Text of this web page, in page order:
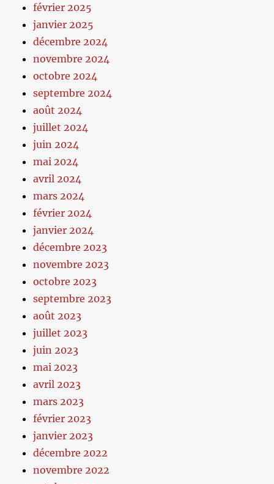
février 2025
janvier 2025
décembre 2024
novembre 2024
octobre 2024
septembre 2024
août 2024
juillet 2024
juin 2024
mai 2024
avril 2024
mars 2024
février 2024
janvier 2024
décembre 2023
novembre 2023
octobre 2023
septembre 2023
août 2023
juillet 2023
juin 2023
mai 2023
avril 2023
mars 2023
février 2023
janvier 2023
décembre 2022
novembre 2022